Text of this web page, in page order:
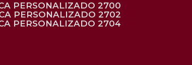
PERSONALIZADO 2700
PERSONALIZADO 2702
PERSONALIZADO 2704